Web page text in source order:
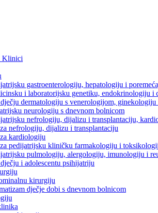
Klinici
gastroenterologiju, hepatologiju i
i laboratorijsku genetiku, endokrinologiju
dermatologiju s venerologijom,
neurologiju s dnevnom bolnicom
nefrologiju, dijalizu i transplantaciju,
nefrologiju, dijalizu i transplantaciju
kardiologiju
pedijatrijsku kliničku farmakologiju i
pulmologiju, alergologiju, imunologiju i
i adolescentu psihijatriju
kirurgiju
dječje dobi s dnevnom bolnicom